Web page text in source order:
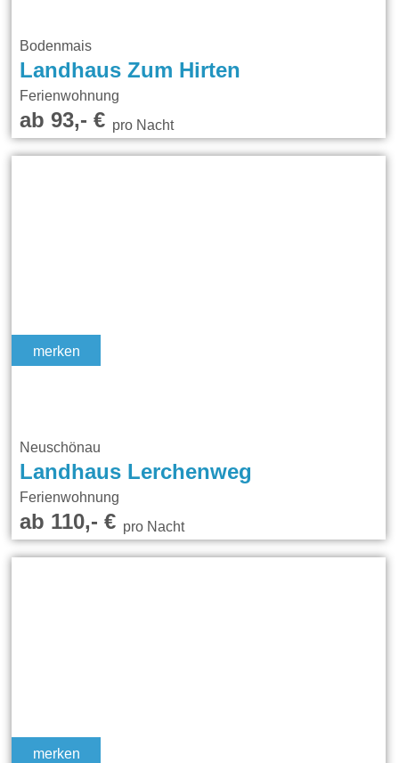
Bodenmais
Landhaus Zum Hirten
Ferienwohnung
ab 93,- €pro Nacht
merken
Neuschönau
Landhaus Lerchenweg
Ferienwohnung
ab 110,- €pro Nacht
merken